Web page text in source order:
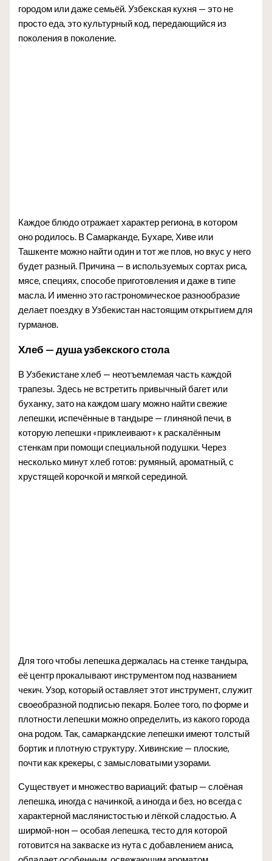
городом или даже семьёй. Узбекская кухня — это не
просто еда, это культурный код, передающийся из
поколения в поколение.
Каждое блюдо отражает характер региона, в котором
оно родилось. В Самарканде, Бухаре, Хиве или
Ташкенте можно найти один и тот же плов, но вкус у него
будет разный. Причина — в используемых сортах риса,
мясе, специях, способе приготовления и даже в типе
масла. И именно это гастрономическое разнообразие
делает поездку в Узбекистан настоящим открытием для
гурманов.
Хлеб — душа узбекского стола
В Узбекистане хлеб — неотъемлемая часть каждой
трапезы. Здесь не встретить привычный багет или
буханку, зато на каждом шагу можно найти свежие
лепешки, испечённые в тандыре — глиняной печи, в
которую лепешки «приклеивают» к раскалённым
стенкам при помощи специальной подушки. Через
несколько минут хлеб готов: румяный, ароматный, с
хрустящей корочкой и мягкой серединой.
Для того чтобы лепешка держалась на стенке тандыра,
её центр прокалывают инструментом под названием
чекич. Узор, который оставляет этот инструмент, служит
своеобразной подписью пекаря. Более того, по форме и
плотности лепешки можно определить, из какого города
она родом. Так, самаркандские лепешки имеют толстый
бортик и плотную структуру. Хивинские — плоские,
почти как крекеры, с замысловатыми узорами.
Существует и множество вариаций: фатыр — слоёная
лепешка, иногда с начинкой, а иногда и без, но всегда с
характерной маслянистостью и лёгкой сладостью. А
ширмой-нон — особая лепешка, тесто для которой
готовится на закваске из нута с добавлением аниса,